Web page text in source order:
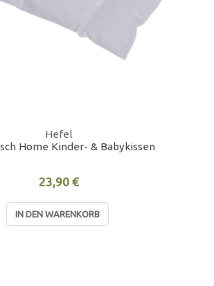
Hefel
Home Kinder- & Babykissen
23,90 €
IN DEN WARENKORB